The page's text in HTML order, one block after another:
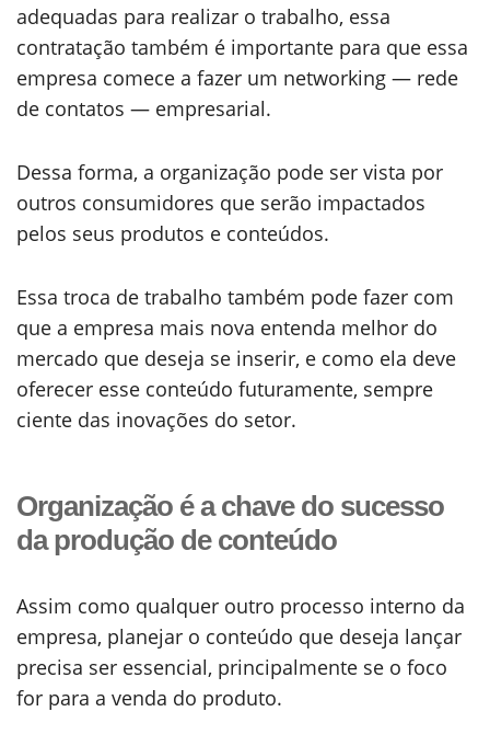
adequadas para realizar o trabalho, essa
contratação também é importante para que essa
empresa comece a fazer um networking — rede
de contatos — empresarial.
Dessa forma, a organização pode ser vista por
outros consumidores que serão impactados
pelos seus produtos e conteúdos.
Essa troca de trabalho também pode fazer com
que a empresa mais nova entenda melhor do
mercado que deseja se inserir, e como ela deve
oferecer esse conteúdo futuramente, sempre
ciente das inovações do setor.
Organização é a chave do sucesso
da produção de conteúdo
Assim como qualquer outro processo interno da
empresa, planejar o conteúdo que deseja lançar
precisa ser essencial, principalmente se o foco
for para a venda do produto.